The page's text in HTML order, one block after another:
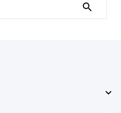

